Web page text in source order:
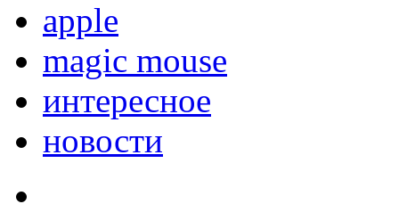
apple
magic mouse
интересное
новости